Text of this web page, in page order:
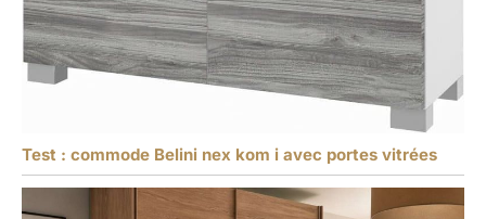
Test : commode Belini nex kom i avec portes vitrées